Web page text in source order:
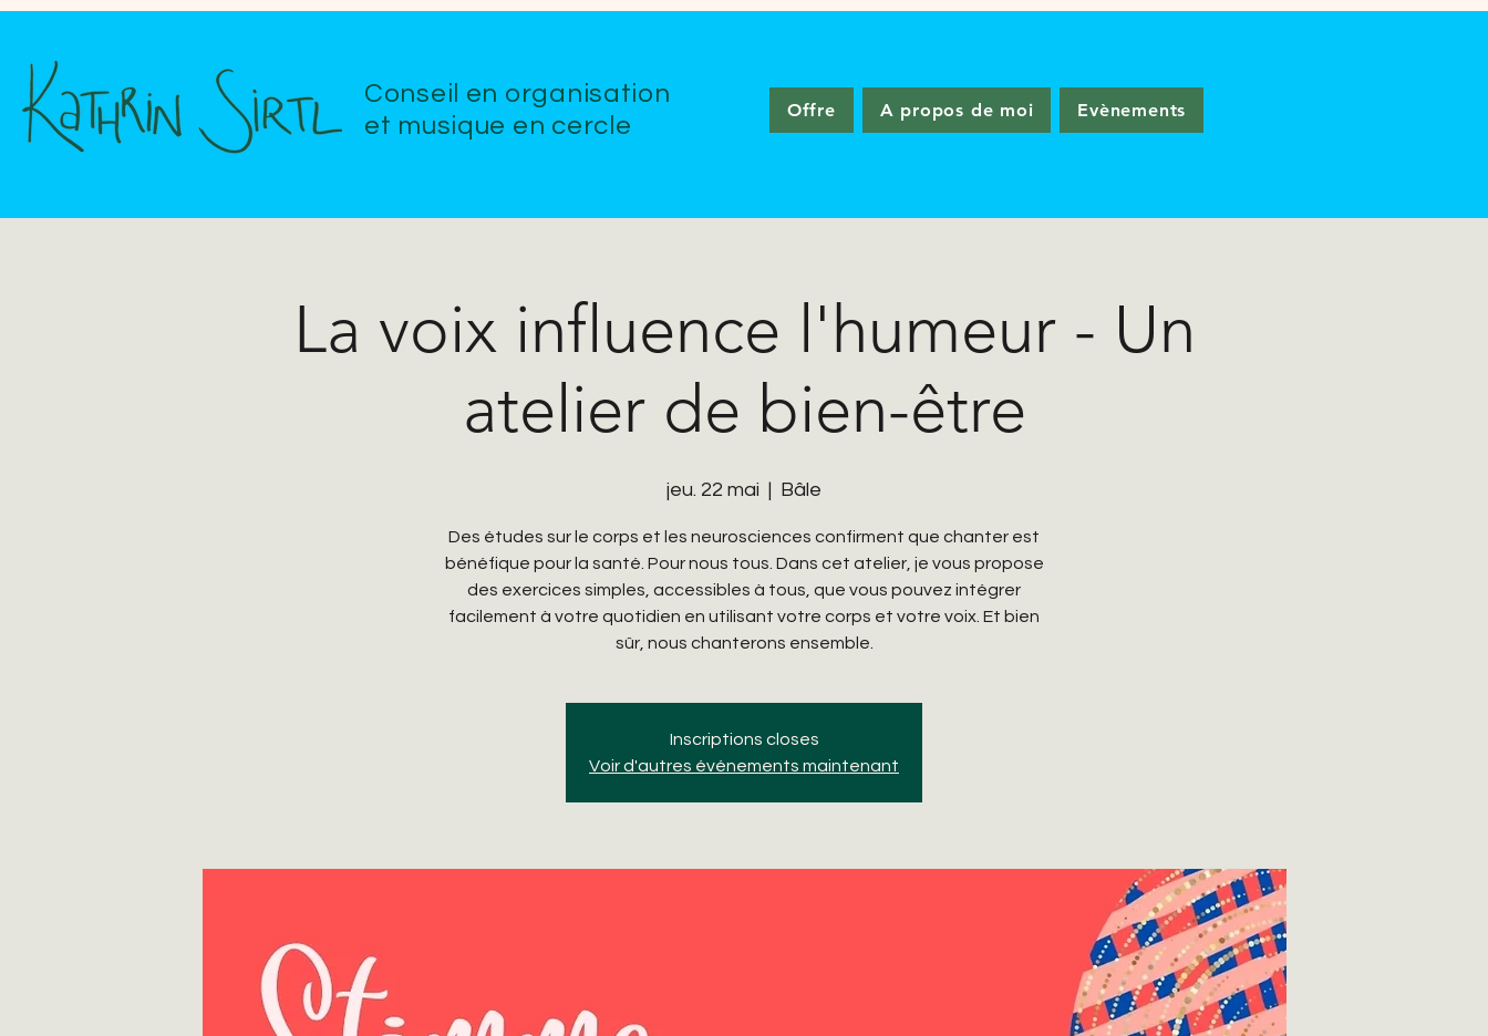
Conseil en organisation
et musique en cercle
Offre A propos de moi Evènements
La voix influence l'humeur - Un
atelier de bien-être
jeu. 22 mai
  |
Bâle
Des études sur le corps et les neurosciences confirment que chanter est
bénéfique pour la santé. Pour nous tous. Dans cet atelier, je vous propose
des exercices simples, accessibles à tous, que vous pouvez intégrer
facilement à votre quotidien en utilisant votre corps et votre voix. Et bien
sûr, nous chanterons ensemble.
Inscriptions closes
Voir d'autres événements maintenant